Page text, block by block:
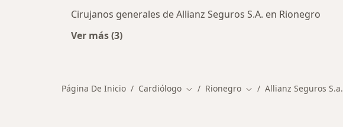
Cirujanos generales de Allianz Seguros S.A. en Rionegro
Ver más (3)
Página De Inicio Cardiólogo Cambiar de ciudad
Rionegro Cambiar de ciudad
Allianz Seguros S.a.